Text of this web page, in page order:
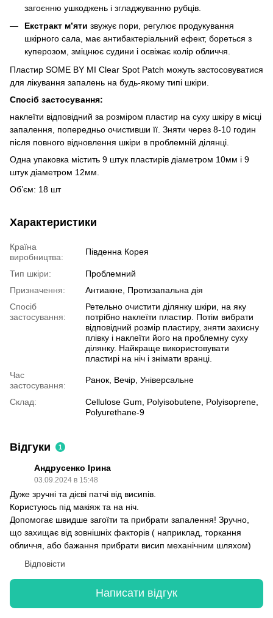
загоєнню ушкоджень і згладжуванню рубців.
Екстракт м’яти звужує пори, регулює продукування
шкірного сала, має антибактеріальний ефект, бореться з
куперозом, зміцнює судини і освіжає колір обличчя.
Пластир SOME BY MI Clear Spot Patch можуть застосовуватися
для лікування запалень на будь-якому типі шкіри.
Спосіб застосування:
наклеїти відповідний за розміром пластир на суху шкіру в місці
запалення, попередньо очистивши її. Зняти через 8-10 годин
після повного відновлення шкіри в проблемній ділянці.
Одна упаковка містить 9 штук пластирів діаметром 10мм і 9
штук діаметром 12мм.
Об’єм: 18 шт
Характеристики
Країна
виробництва:
Південна Корея
Тип шкіри:
Проблемний
Призначення:
Антиакне, Протизапальна дія
Спосіб
застосування:
Ретельно очистити ділянку шкіри, на яку
потрібно наклеїти пластир. Потім вибрати
відповідний розмір пластиру, зняти захисну
плівку і наклеїти його на проблемну суху
ділянку. Найкраще використовувати
пластирі на ніч і знімати вранці.
Час
застосування:
Ранок, Вечір, Універсальне
Склад:
Cellulose Gum, Polyisobutene, Polyisoprene,
Polyurethane-9
Відгуки 1
Андрусенко Ірина
03.09.2024 в 15:48
Дуже зручні та дієві патчі від висипів.
Користуюсь під макіяж та на ніч.
Допомогає швидше загоїти та прибрати запалення! Зручно,
що захищає від зовнішніх факторів ( наприклад, торкання
обличчя, або бажання прибрати висип механічним шляхом)
Відповісти
Написати відгук